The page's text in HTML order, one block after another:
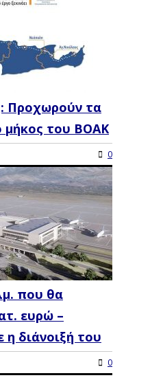
Προχωρούν τα
μήκος του ΒΟΑΚ
0
που θα
ευρώ –
διάνοιξή του
0